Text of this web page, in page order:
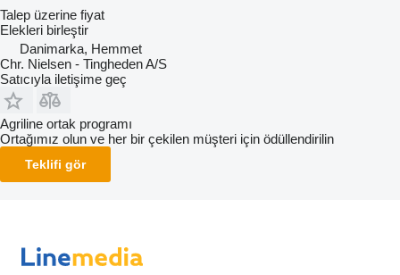
Talep üzerine fiyat
Elekleri birleştir
Danimarka, Hemmet
Chr. Nielsen - Tingheden A/S
Satıcıyla iletişime geç
Agriline ortak programı
Ortağımız olun ve her bir çekilen müşteri için ödüllendirilin
Teklifi gör